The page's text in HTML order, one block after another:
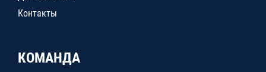
Контакты
КОМАНДА